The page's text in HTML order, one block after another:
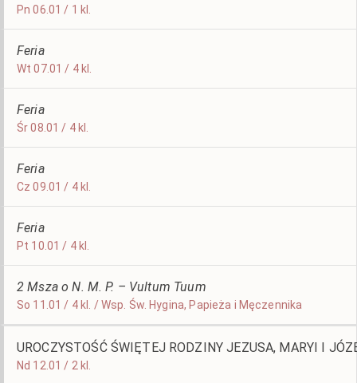
Pn 06.01 / 1 kl.
Feria
Wt 07.01 / 4 kl.
Feria
Śr 08.01 / 4 kl.
Feria
Cz 09.01 / 4 kl.
Feria
Pt 10.01 / 4 kl.
2 Msza o N. M. P. – Vultum Tuum
So 11.01 / 4 kl. / Wsp. Św. Hygina, Papieża i Męczennika
UROCZYSTOŚĆ ŚWIĘTEJ RODZINY JEZUSA, MARYI I
Nd 12.01 / 2 kl.